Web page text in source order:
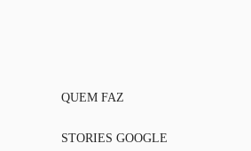
QUEM FAZ
STORIES GOOGLE